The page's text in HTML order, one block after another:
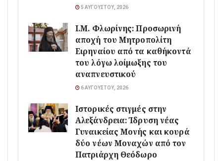
5 ΑΥΓΟΎΣΤΟΥ, 2026
Ι.Μ. Φλωρίνης: Προσωρινή
αποχή του Μητροπολίτη
Ειρηναίου από τα καθήκοντά
του λόγω λοίμωξης του
αναπνευστικού
6 ΑΥΓΟΎΣΤΟΥ, 2026
Ιστορικές στιγμές στην
Αλεξάνδρεια: Ίδρυση νέας
Γυναικείας Μονής και κουρά
δύο νέων Μοναχών από τον
Πατριάρχη Θεόδωρο